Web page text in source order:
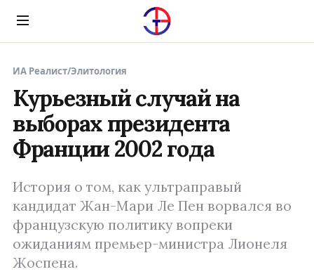
Menu
ИА Реалист/Элитология
Курьезный случай на
выборах президента
Франции 2002 года
История о том, как ультраправый
кандидат Жан-Мари Ле Пен ворвался во
французскую политику вопреки
ожиданиям премьер-министра Лионеля
Жоспена.